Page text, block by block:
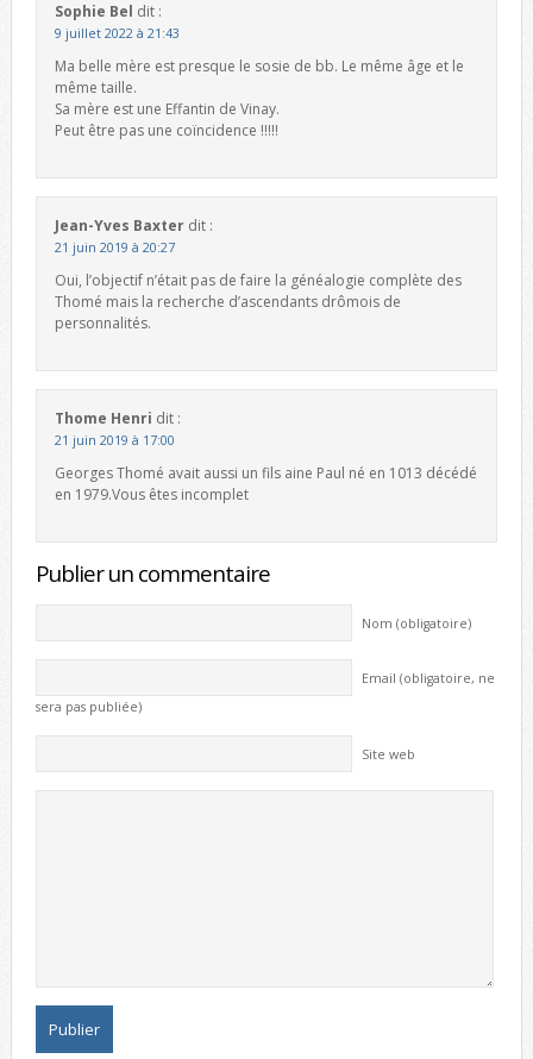
Sophie Bel dit :
9 juillet 2022 à 21:43
Ma belle mère est presque le sosie de bb. Le même âge et le
même taille.
Sa mère est une Effantin de Vinay.
Peut être pas une coïncidence !!!!!
Jean-Yves Baxter dit :
21 juin 2019 à 20:27
Oui, l’objectif n’était pas de faire la généalogie complète des
Thomé mais la recherche d’ascendants drômois de
personnalités.
Thome Henri dit :
21 juin 2019 à 17:00
Georges Thomé avait aussi un fils aine Paul né en 1013 décédé
en 1979.Vous êtes incomplet
Publier un commentaire
Nom (obligatoire)
Email (obligatoire, ne
sera pas publiée)
Site web